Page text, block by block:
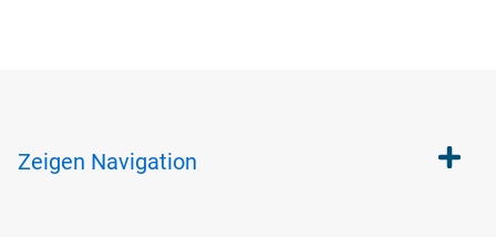
Zeigen Navigation